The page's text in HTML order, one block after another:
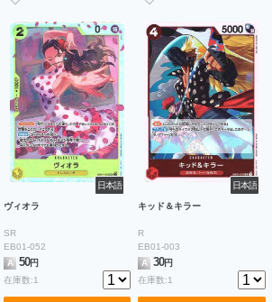
日本語
ヴィオラ
SR
EB01-052
A
50円
在庫数:1
日本語
キッド＆キラー
R
EB01-003
A
30円
在庫数:1